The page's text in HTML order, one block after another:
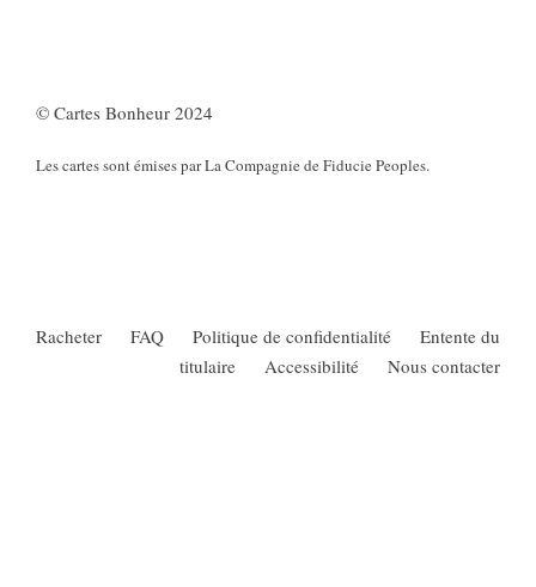
© Cartes Bonheur 2024
Les cartes sont émises par La Compagnie de Fiducie Peoples.
Racheter FAQ Politique de confidentialité
Entente du
titulaire
Accessibilité Nous contacter